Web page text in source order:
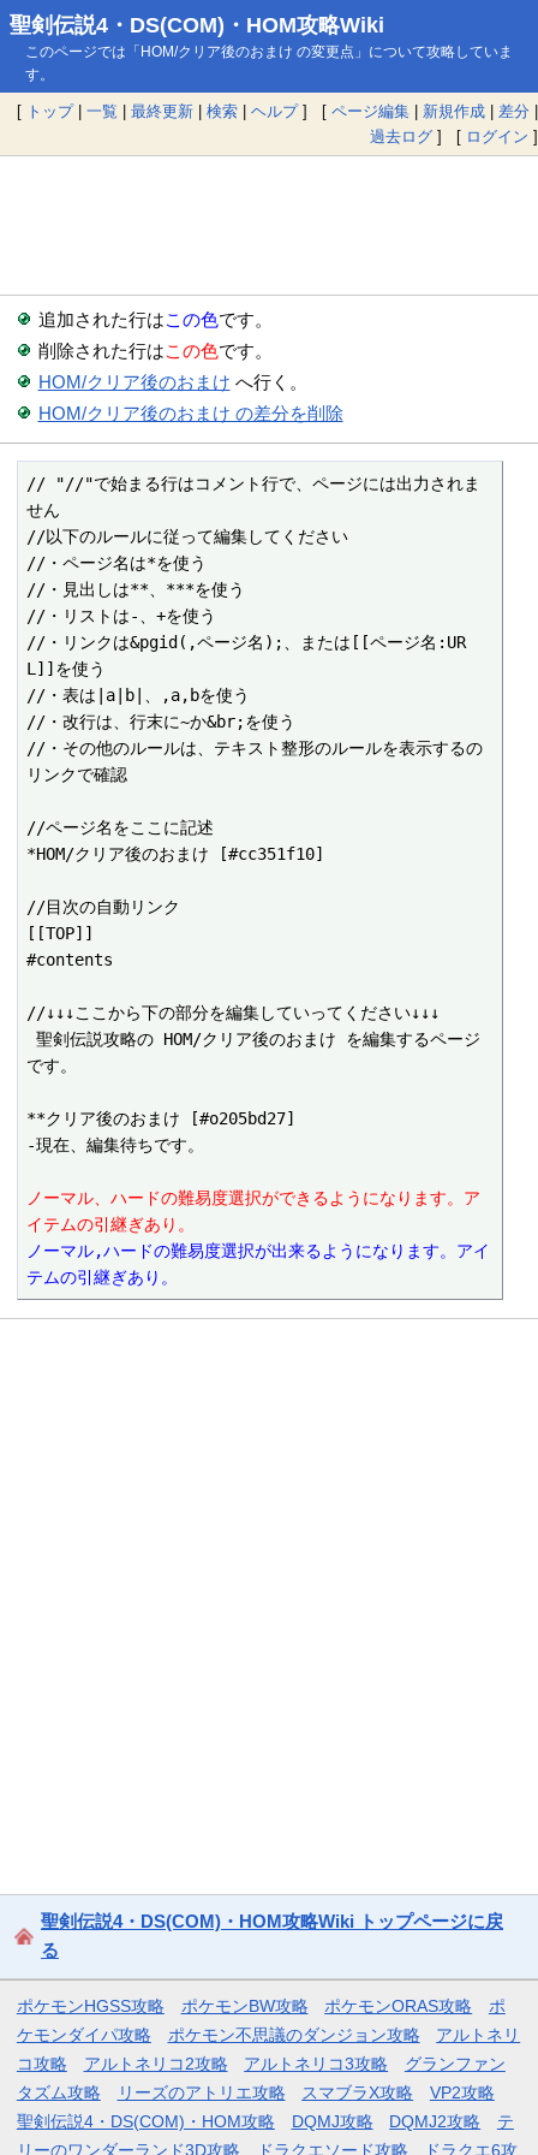
聖剣伝説4・DS(COM)・HOM攻略Wiki
このページでは「HOM/クリア後のおまけ の変更点」について攻略していま
す。
[ トップ| 一覧 | 最終更新 | 検索 | ヘルプ] [ ページ編集 | 新規作成 | 差分 |
過去ログ ] [ ログイン ]
追加された行はこの色です。
削除された行はこの色です。
HOM/クリア後のおまけ へ行く。
HOM/クリア後のおまけ の差分を削除
// "//"で始まる行はコメント行で、ページには出力されま
せん
//以下のルールに従って編集してください
//・ページ名は*を使う
//・見出しは**、***を使う
//・リストは-、+を使う
//・リンクは&pgid(,ページ名);、または[[ページ名:UR
L]]を使う
//・表は|a|b|、,a,bを使う
//・改行は、行末に~か&br;を使う
//・その他のルールは、テキスト整形のルールを表示するの
リンクで確認
//ページ名をここに記述
*HOM/クリア後のおまけ [#cc351f10]
//目次の自動リンク
[[TOP]]
#contents
//↓↓↓ここから下の部分を編集していってください↓↓↓
聖剣伝説攻略の HOM/クリア後のおまけ を編集するページ
です。
**クリア後のおまけ [#o205bd27]
-現在、編集待ちです。
ノーマル、ハードの難易度選択ができるようになります。ア
イテムの引継ぎあり。
ノーマル,ハードの難易度選択が出来るようになります。アイ
テムの引継ぎあり。
聖剣伝説4・DS(COM)・HOM攻略Wiki トップページに戻
る
ポケモンHGSS攻略 ポケモンBW攻略 ポケモンORAS攻略
ポ
ケモンダイパ攻略
ポケモン不思議のダンジョン攻略
アルトネリ
コ攻略
アルトネリコ2攻略 アルトネリコ3攻略
グランファン
タズム攻略
リーズのアトリエ攻略 スマブラX攻略
VP2攻略
聖剣伝説4・DS(COM)・HOM攻略
DQMJ攻略 DQMJ2攻略
テ
リーのワンダーランド3D攻略
ドラクエソード攻略 ドラクエ6攻